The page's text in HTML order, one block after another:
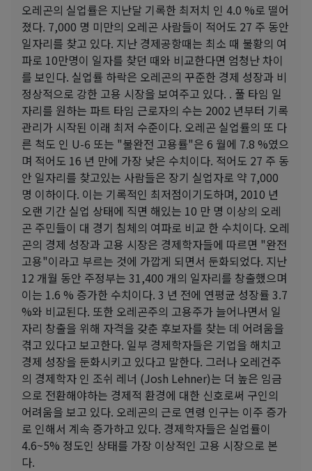
오레곤의 실업률은 지난달 기록한 최저치 인 4.0 %로 떨어
졌다. 7,000 명 미만의 오레곤 사람들이 적어도 27 주 동안
일자리를 찾고 있다. 지난 경제공항때는 최소 때 불황의 여
파로 10만명이 일자를 찾던 때와 비교한다면 엄청난 차이
를 보인다. 실업률 하락은 오레곤의 꾸준한 경제 성장과 비
정상적으로 강한 고용 시장을 보여주고 있다. . 풀 타임 일
자리를 원하는 파트 타임 근로자의 수는 2002 년부터 기록
관리가 시작된 이래 최저 수준이다. 오레곤 실업률의 또 다
른 척도 인 U-6 또는 "불완전 고용률"은 6 월에 7.8 %였으
며 적어도 16 년 만에 가장 낮은 수치이다. 적어도 27 주 동
안 일자리를 찾고있는 사람들은 장기 실업자로 약 7,000
명 이하이다. 이는 기록적인 최저점이기도하며, 2010 년
오랜 기간 실업 상태에 직면 해있는 10 만 명 이상의 오레
곤 주민들이 대 경기 침체의 여파로 비교 한 수치이다. 오레
곤의 경제 성장과 고용 시장은 경제학자들에 따르면 "완전
고용"이라고 부르는 것에 가깝게 되면서 둔화되었다. 지난
12 개월 동안 주정부는 31,400 개의 일자리를 창출했으며
이는 1.6 % 증가한 수치이다. 3 년 전에 연평균 성장률 3.7
%와 비교된다. 또한 오레곤주의 고용주가 늘어나면서 일
자리 창출을 위해 자격을 갖춘 후보자를 찾는 데 어려움을
겪고 있다고 보고한다. 일부 경제학자들은 기업을 해치고
경제 성장을 둔화시키고 있다고 말한다. 그러나 오레건주
의 경제학자 인 조쉬 레너 (Josh Lehner)는 더 높은 임금
으로 전환해야하는 경제적 환경에 대한 신호로써 구인의
어려움을 보고 있다. 오레곤의 근로 연령 인구는 이주 증가
로 인해서 계속 증가하고 있다. 경제학자들은 실업률이
4.6~5% 정도인 상태를 가장 이상적인 고용 시장으로 본
다.